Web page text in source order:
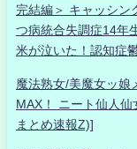
完結編＞ キャッシン
つ病統合失調症14年
米が泣いた！認知症
魔法熟女/美魔女ッ娘
MAX！ ニート仙人
まとめ速報Z)]